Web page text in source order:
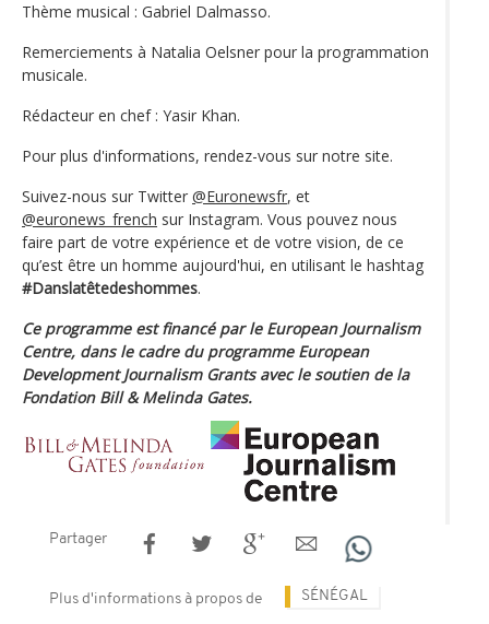
Thème musical : Gabriel Dalmasso.
Remerciements à Natalia Oelsner pour la programmation
musicale.
Rédacteur en chef : Yasir Khan.
Pour plus d'informations, rendez-vous sur notre site.
Suivez-nous sur Twitter @Euronewsfr, et
@euronews_french sur Instagram. Vous pouvez nous
faire part de votre expérience et de votre vision, de ce
qu’est être un homme aujourd'hui, en utilisant le hashtag
#Danslatêtedeshommes.
Ce programme est financé par le European Journalism
Centre, dans le cadre du programme European
Development Journalism Grants avec le soutien de la
Fondation Bill & Melinda Gates.
Partager
Plus d'informations à propos de SÉNÉGAL